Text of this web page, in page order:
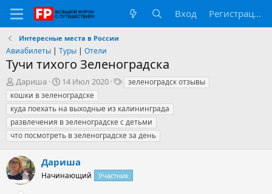
Вход Регистрация
Интересные места в России
Авиабилеты | Туры | Отели
Тучи тихого Зеленоградска
А
в
т
о
р
т
м
ы
Дариша
Д
а
т
а
н
а
л
а
14 Июл 2020
Т
г
и
зеленоградск отзывы
кошки в зеленоградске
куда поехать на выходные из калининграда
развлечения в зеленоградске с детьми
что посмотреть в зеленоградске за день
Дариша
Начинающий Участник